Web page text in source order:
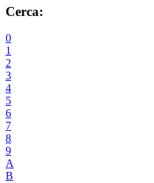
Cerca:
0
1
2
3
4
5
6
7
8
9
A
B